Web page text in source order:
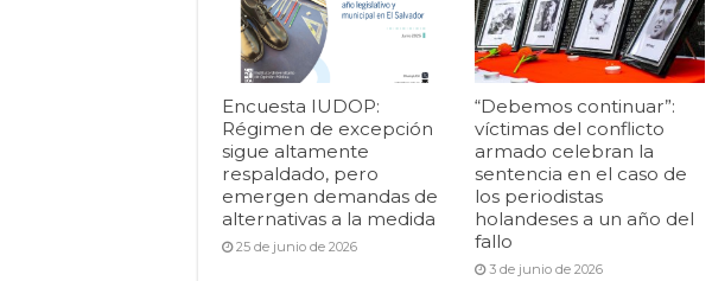
Encuesta IUDOP:
Régimen de excepción
sigue altamente
respaldado, pero
emergen demandas de
alternativas a la medida
25 de junio de 2026
“Debemos continuar”:
víctimas del conflicto
armado celebran la
sentencia en el caso de
los periodistas
holandeses a un año del
fallo
3 de junio de 2026